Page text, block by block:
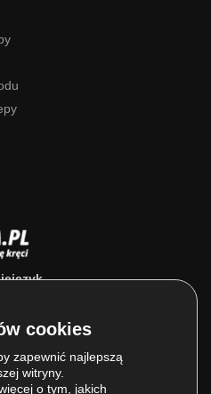
zapewnić najlepszą
witryny.
o tym, jakich